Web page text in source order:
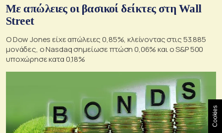
Με απώλειες οι βασικοί δείκτες στη Wall
Street
Ο Dow Jones είχε απώλειες 0,85%, κλείνοντας στις 53.885
μονάδες, ο Nasdaq σημείωσε πτώση 0,06% και ο S&P 500
υποχώρησε κατα 0,18%
Cookies